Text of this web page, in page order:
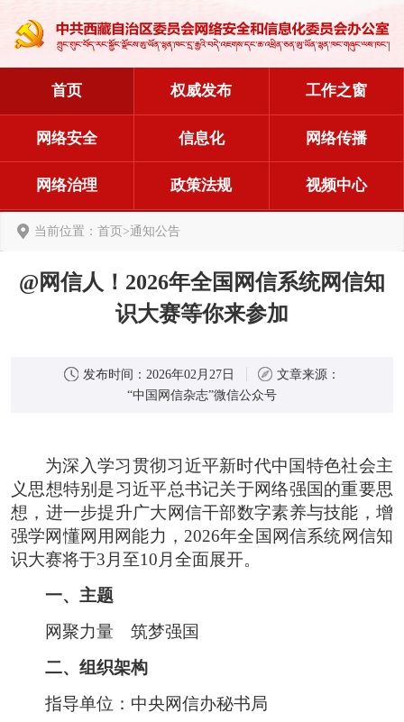
首页 权威发布 工作之窗
网络安全 信息化 网络传播
网络治理 政策法规 视频中心
当前位置： 首页>通知公告
@网信人！2026年全国网信系统网信知
识大赛等你来参加
发布时间： 2026年02月27日
文章来源：
“中国网信杂志”微信公众号
为深入学习贯彻习近平新时代中国特色社会主
义思想特别是习近平总书记关于网络强国的重要思
想，进一步提升广大网信干部数字素养与技能，增
强学网懂网用网能力，2026年全国网信系统网信知
识大赛将于3月至10月全面展开。
一、主题
网聚力量 筑梦强国
二、组织架构
指导单位：中央网信办秘书局